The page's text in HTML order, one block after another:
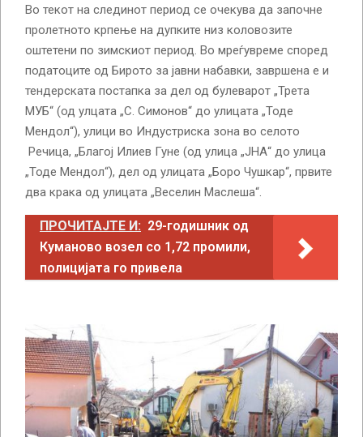
Во текот на слединот период се очекува да започне
пролетното крпење на дупките низ коловозите
оштетени по зимскиот период. Во мреѓувреме според
податоците од Бирото за јавни набавки, завршена е и
тендерската постапка за дел од булеварот „Трета
МУБ“ (од улцата „С. Симонов“ до улицата „Тоде
Мендол“), улици во Индустриска зона во селото
Речица, „Благој Илиев Гуне (од улица „ЈНА“ до улица
„Тоде Мендол“), дел од улицата „Боро Чушкар“, првите
два крака од улицата „Веселин Маслеша“.
ПРОЧИТАЈТЕ И: 29-годишник од
Куманово возел со 1,72 промили,
полицијата го привела